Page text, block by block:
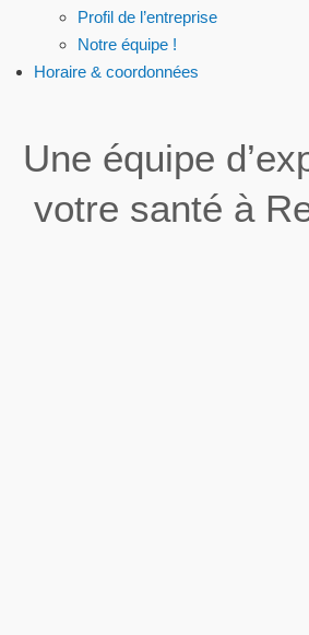
Profil de l’entreprise
Notre équipe !
Horaire & coordonnées
Une équipe
votre santé à